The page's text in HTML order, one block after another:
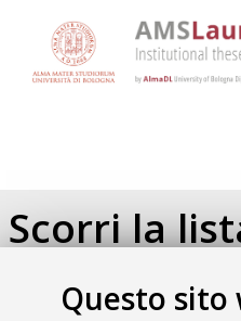
Questo sito
Scorri la